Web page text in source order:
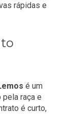
rápidas e
é um
pela raça e
é curto,